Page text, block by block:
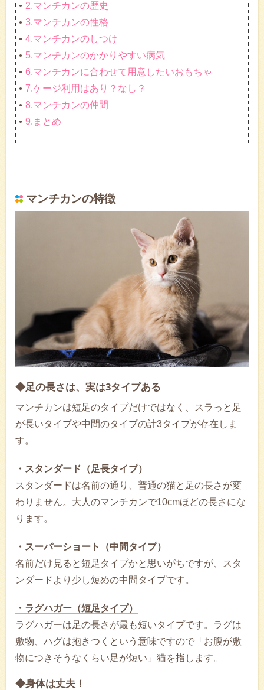
2.マンチカンの歴史
3.マンチカンの性格
4.マンチカンのしつけ
5.マンチカンのかかりやすい病気
6.マンチカンに合わせて用意したいおもちゃ
7.ケージ利用はあり？なし？
8.マンチカンの仲間
9.まとめ
マンチカンの特徴
◆足の長さは、実は3タイプある
マンチカンは短足のタイプだけではなく、スラっと足
が長いタイプや中間のタイプの計3タイプが存在しま
す。
・スタンダード（足長タイプ）
スタンダードは名前の通り、普通の猫と足の長さが変
わりません。大人のマンチカンで10cmほどの長さにな
ります。
・スーパーショート（中間タイプ）
名前だけ見ると短足タイプかと思いがちですが、スタ
ンダードより少し短めの中間タイプです。
・ラグハガー（短足タイプ）
ラグハガーは足の長さが最も短いタイプです。ラグは
敷物、ハグは抱きつくという意味ですので「お腹が敷
物につきそうなくらい足が短い」猫を指します。
◆身体は丈夫！